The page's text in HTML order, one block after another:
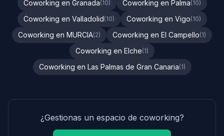
Coworking en Granada(10) Coworking en Palma(10)
Coworking en Valladolid(10) Coworking en Vigo(10)
Coworking en MURCIA(2) Coworking en El Campello(1)
Coworking en Elche(1)
Coworking en Las Palmas de Gran Canaria(1)
¿Gestionas un espacio de coworking?